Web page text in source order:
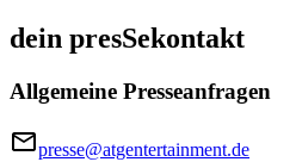
dein presSekontakt
Allgemeine Presseanfragen
presse@atgentertainment.de